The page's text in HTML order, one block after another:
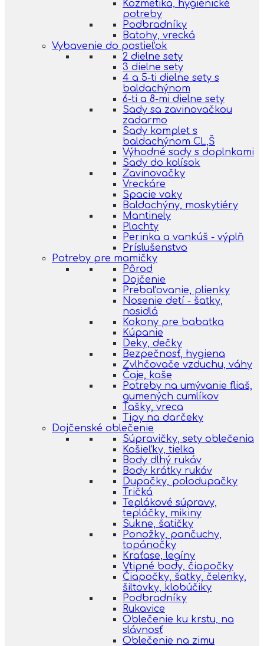
Kozmetika, hygienické
potreby
Podbradníky
Batohy, vrecká
Vybavenie do postieľok
2 dielne sety
3 dielne sety
4 a 5-ti dielne sety s
baldachýnom
6-ti a 8-mi dielne sety
Sady sa zavinovačkou
zadarmo
Sady komplet s
baldachýnom CL,Š
Výhodné sady s doplnkami
Sady do kolísok
Zavinovačky
Vreckáre
Spacie vaky
Baldachýny, moskytiéry
Mantinely
Plachty
Perinka a vankúš - výplň
Príslušenstvo
Potreby pre mamičky
Pôrod
Dojčenie
Prebaľovanie, plienky
Nosenie detí - šatky,
nosidlá
Kokony pre babatka
Kúpanie
Deky, dečky
Bezpečnosť, hygiena
Zvlhčovače vzduchu, váhy
Čaje, kaše
Potreby na umývanie fliaš,
gumených cumlíkov
Tašky, vreca
Tipy na darčeky
Dojčenské oblečenie
Súpravičky, sety oblečenia
Košieľky, tielka
Body dlhý rukáv
Body krátky rukáv
Dupačky, polodupačky
Tričká
Teplákové súpravy,
tepláčky, mikiny
Sukne, šatičky
Ponožky, pančuchy,
topánočky
Kraťase, legíny
Vtipné body, čiapočky
Čiapočky, šatky, čelenky,
šiltovky, klobúčiky
Podbradníky
Rukavice
Oblečenie ku krstu, na
slávnosť
Oblečenie na zimu